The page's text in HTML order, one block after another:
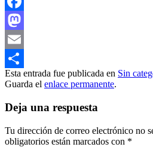
Facebook
Mastodon
Email
Compartir
Esta entrada fue publicada en Sin
Guarda el enlace permanente.
Deja una respuesta
Tu dirección de correo electrónico no
obligatorios están marcados con *